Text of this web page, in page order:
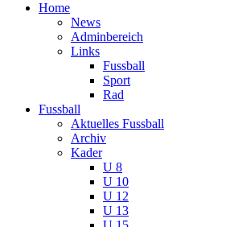
Home
News
Adminbereich
Links
Fussball
Sport
Rad
Fussball
Aktuelles Fussball
Archiv
Kader
U 8
U 10
U 12
U 13